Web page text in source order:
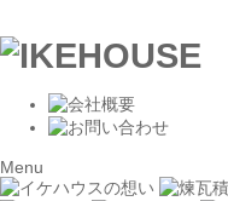
Menu